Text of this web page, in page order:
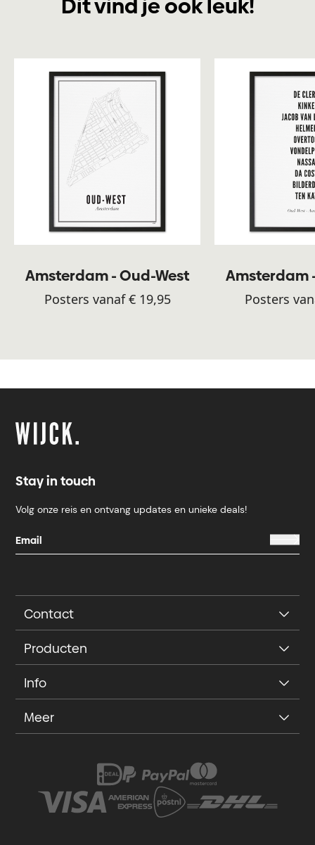
Dit vind je ook leuk!
Amsterdam - Oud-West
Posters vanaf € 19,95
Amsterdam
Posters
Stay in touch
Volg onze reis en ontvang updates en unieke deals!
Contact
Producten
Info
Meer